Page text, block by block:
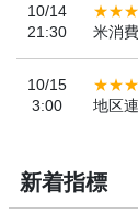
10/14
21:30
米消
10/15
3:00
地区
新着指標